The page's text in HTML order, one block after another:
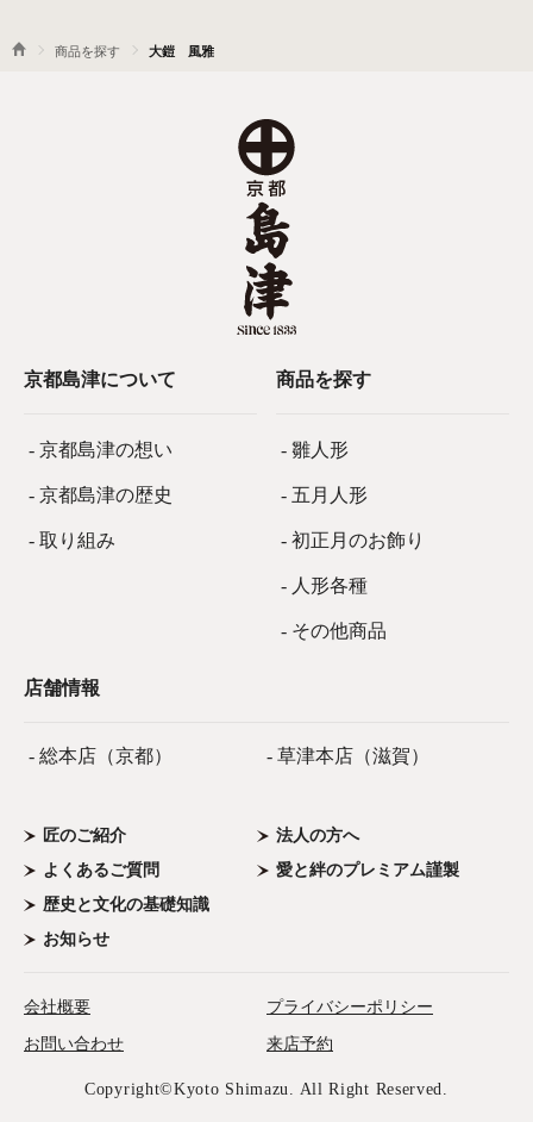
商品を探す 大鎧 風雅
京都島津について
- 京都島津の想い
- 京都島津の歴史
- 取り組み
商品を探す
- 雛人形
- 五月人形
- 初正月のお飾り
- 人形各種
- その他商品
店舗情報
- 総本店（京都） - 草津本店（滋賀）
匠のご紹介
よくあるご質問
歴史と文化の基礎知識
お知らせ
法人の方へ
愛と絆のプレミアム謹製
会社概要 プライバシーポリシー
お問い合わせ 来店予約
Copyright©Kyoto Shimazu. All Right Reserved.